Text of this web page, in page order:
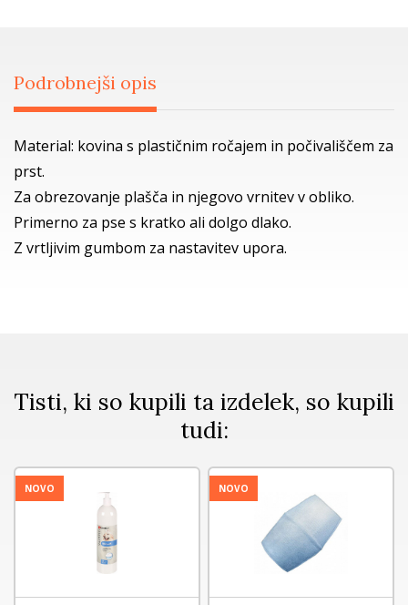
Podrobnejši opis
Material: kovina s plastičnim ročajem in počivališčem za
prst.
Za obrezovanje plašča in njegovo vrnitev v obliko.
Primerno za pse s kratko ali dolgo dlako.
Z vrtljivim gumbom za nastavitev upora.
Tisti, ki so kupili ta izdelek, so kupili
tudi:
NOVO NOVO